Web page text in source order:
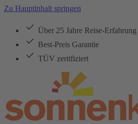
Zu Hauptinhalt springen
Über 25 Jahre Reise-Erfahrung
Best-Preis Garantie
TÜV zertifiziert